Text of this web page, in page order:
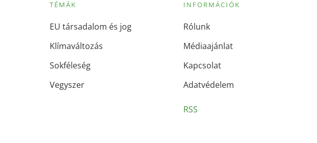
TÉMÁK
EU társadalom és jog
Klímaváltozás
Sokféleség
Vegyszer
INFORMÁCIÓK
Rólunk
Médiaajánlat
Kapcsolat
Adatvédelem
RSS